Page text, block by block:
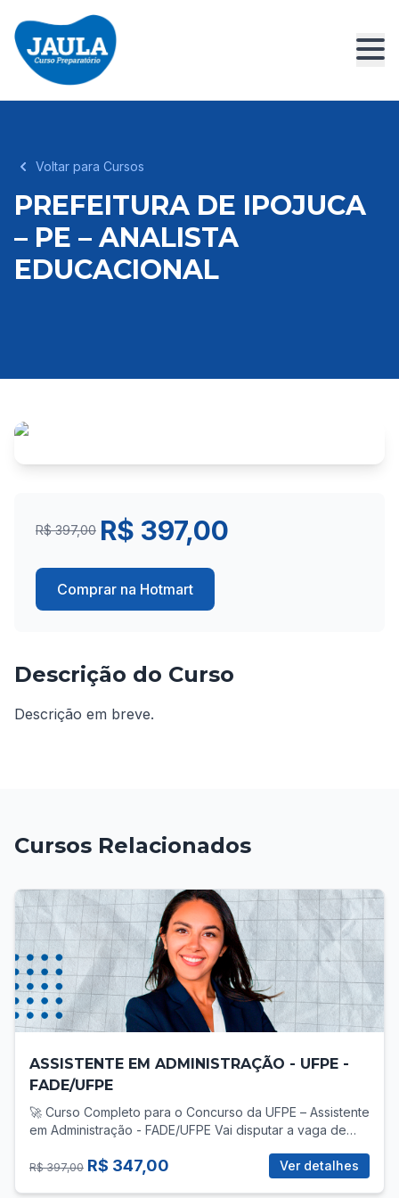
Voltar para Cursos
PREFEITURA DE IPOJUCA
– PE – ANALISTA
EDUCACIONAL
R$ 397,00 R$ 397,00
Comprar na Hotmart
Descrição do Curso
Descrição em breve.
Cursos Relacionados
ASSISTENTE EM ADMINISTRAÇÃO - UFPE -
FADE/UFPE
🚀 Curso Completo para o Concurso da UFPE – Assistente
em Administração - FADE/UFPE Vai disputar a vaga de
você precisa de uma preparação direcionada, com foco
total no que realmente cobra! 📚 O que você vai
R$ 397,00 R$ 347,00 Ver detalhes